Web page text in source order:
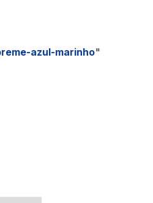
azul-marinho"